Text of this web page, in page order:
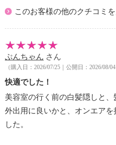
このお客様の他のクチコミ
ぷんちゃん さん
（購入日：2026/07/25｜公開日：2026/08/04
快適でした！
美容室の行く前の白髪隠しと
外出用に良いかと、オンエアを
した。